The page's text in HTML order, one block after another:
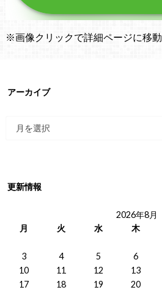
※画像クリックで詳細ページに移動
アーカイブ
更新情報
2026年8月
月
火 水 木
3
4 5 6
10
11 12 13
17
18 19 20